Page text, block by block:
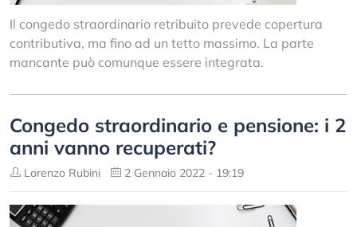
Il congedo straordinario retribuito prevede copertura
contributiva, ma fino ad un tetto massimo. La parte
mancante può comunque essere integrata.
Congedo straordinario e pensione: i 2
anni vanno recuperati?
Lorenzo Rubini 2 Gennaio 2022 - 19:19